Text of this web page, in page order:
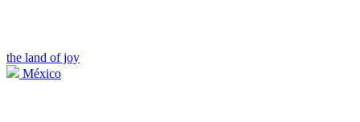
the land of joy
México